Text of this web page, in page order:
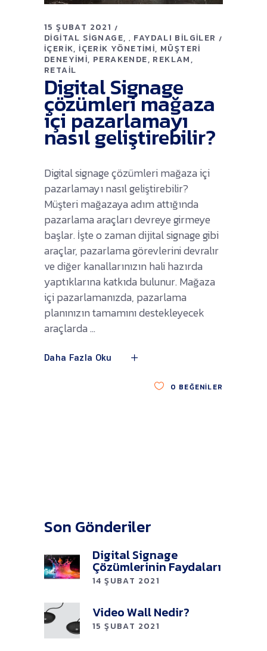
15 ŞUBAT 2021
DIGITAL SIGNAGE , FAYDALI BILGILER
İÇERIK İÇERIK YÖNETIMI MÜŞTERI
DENEYIMI PERAKENDE REKLAM
RETAIL
Digital Signage
çözümleri mağaza
içi pazarlamayı
nasıl geliştirebilir?
Digital signage çözümleri mağaza içi
pazarlamayı nasıl geliştirebilir?
Müşteri mağazaya adım attığında
pazarlama araçları devreye girmeye
başlar. İşte o zaman dijital signage gibi
araçlar, pazarlama görevlerini devralır
ve diğer kanallarınızın hali hazırda
yaptıklarına katkıda bulunur. Mağaza
içi pazarlamanızda, pazarlama
planınızın tamamını destekleyecek
araçlarda
Daha Fazla Oku
0 BEĞENILER
Son Gönderiler
Digital Signage
Çözümlerinin Faydaları
14 ŞUBAT 2021
Video Wall Nedir?
15 ŞUBAT 2021